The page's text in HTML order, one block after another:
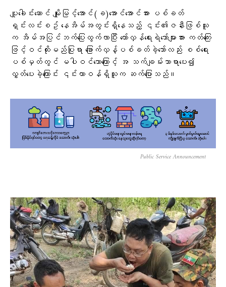
ပျူခေါင်းဆောင် မျိုးမြင့်အောင်(ခ)အောင်အောင်အား ပစ်ခတ်
ရှင်းလင်းစဥ် နေအိမ်အတွင်းရှိနေသည့် ၎င်း၏ဇနီးဖြစ်သူ
က အိမ်အပြင်ဘက်ပြေးထွက်လာပြီး တော်လှန်ရေးရဲဘော်များအား ကတ်ကြေး
ဖြင့်ဝင်ထိုးမည်ပြုရာ ခြောက်လှန့်ပစ်ခတ်ခဲ့သော်လည်း စစ်ရေး
ပစ်မှတ်တွင် မပါဝင်သောကြောင့် အ သက်ချမ်းသာရာပေး၍
လွှတ်ပေးခဲ့ကြောင်း ၎င်းတာဝန်ရှိသူက ဆက်ပြောသည်။
Public Service Announcement